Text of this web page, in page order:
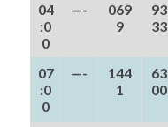
04
:0
0
—-
069
9
93
33
07
:0
0
—-
144
1
63
00